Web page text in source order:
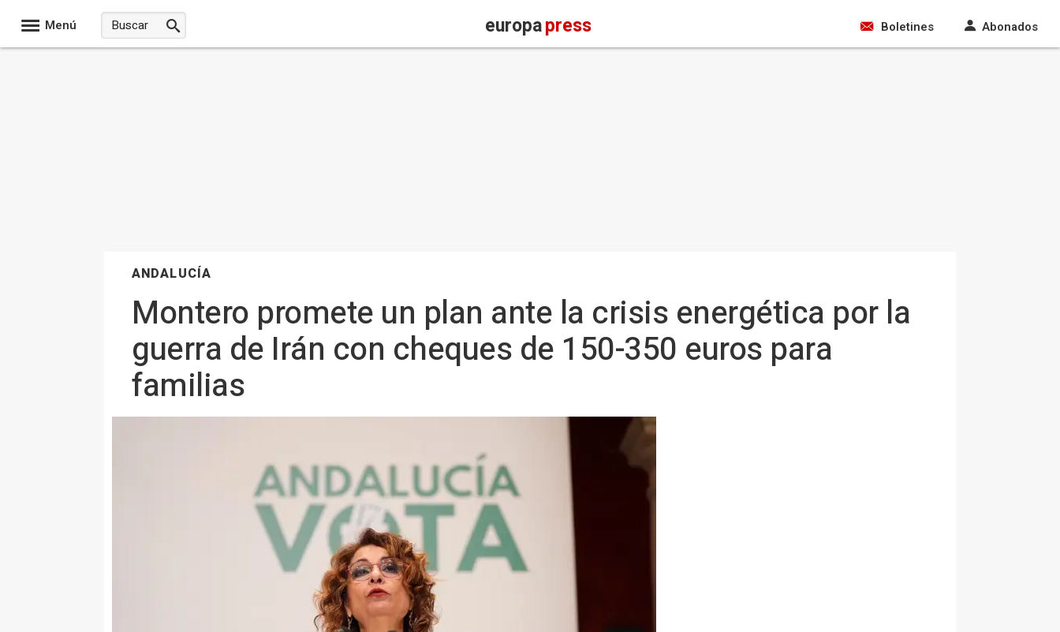
Menú europapress Boletines Abonados
ANDALUCÍA
Montero promete un plan ante la crisis energética por la
guerra de Irán con cheques de 150-350 euros para
familias